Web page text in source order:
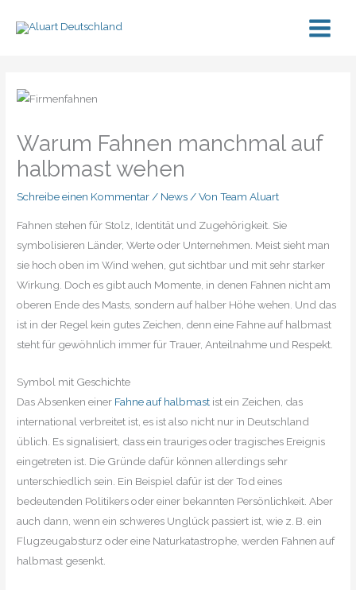
Inhalt
Warum Fahnen manchmal auf
halbmast wehen
Schreibe einen Kommentar/ News/ VonTeam Aluart
Fahnen stehen für Stolz, Identität und Zugehörigkeit. Sie
symbolisieren Länder, Werte oder Unternehmen. Meist sieht man
sie hoch oben im Wind wehen, gut sichtbar und mit sehr starker
Wirkung. Doch es gibt auch Momente, in denen Fahnen nicht am
oberen Ende des Masts, sondern auf halber Höhe wehen. Und das
ist in der Regel kein gutes Zeichen, denn eine Fahne auf halbmast
steht für gewöhnlich immer für Trauer, Anteilnahme und Respekt.
Symbol mit Geschichte
Das Absenken einer Fahne auf halbmast ist ein Zeichen, das
international verbreitet ist, es ist also nicht nur in Deutschland
üblich. Es signalisiert, dass ein trauriges oder tragisches Ereignis
eingetreten ist. Die Gründe dafür können allerdings sehr
unterschiedlich sein. Ein Beispiel dafür ist der Tod eines
bedeutenden Politikers oder einer bekannten Persönlichkeit. Aber
auch dann, wenn ein schweres Unglück passiert ist, wie z. B. ein
Flugzeugabsturz oder eine Naturkatastrophe, werden Fahnen auf
halbmast gesenkt.